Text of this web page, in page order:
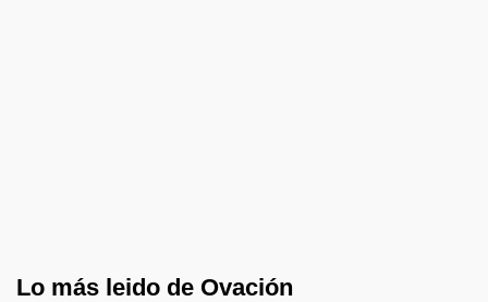
Lo más leido de Ovación